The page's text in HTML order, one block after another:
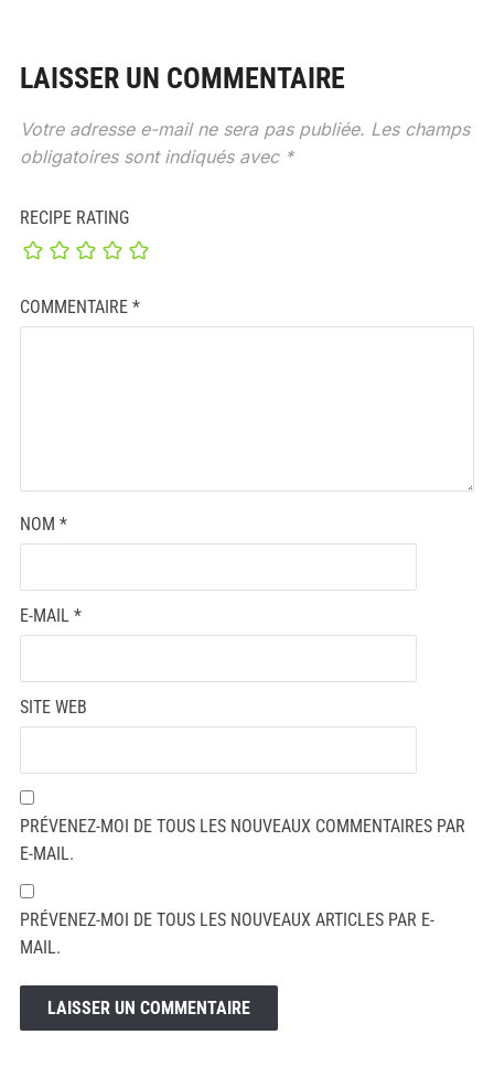
LAISSER UN COMMENTAIRE
Votre adresse e-mail ne sera pas publiée. Les champs
obligatoires sont indiqués avec *
RECIPE RATING
COMMENTAIRE *
NOM *
E-MAIL *
SITE WEB
PRÉVENEZ-MOI DE TOUS LES NOUVEAUX COMMENTAIRES PAR
E-MAIL.
PRÉVENEZ-MOI DE TOUS LES NOUVEAUX ARTICLES PAR E-
MAIL.